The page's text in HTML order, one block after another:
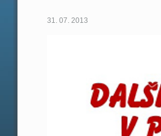
31. 07. 2013